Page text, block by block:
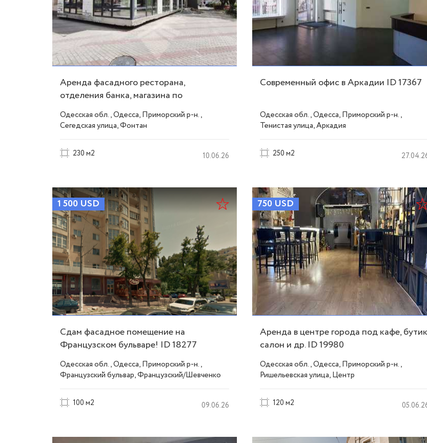
Аренда фасадного ресторана,
отделения банка, магазина по
ул.Сегедской. ID 17255
Одесская обл., Одесса, Приморский р-н.,
Сегедская улица, Фонтан
230 м2 10.06.26
Современный офис в Аркадии ID 17367
Одесская обл., Одесса, Приморский р-н.,
Тенистая улица, Аркадия
250 м2
1 500 USD
Сдам фасадное помещение на
Французском бульваре! ID 18277
Одесская обл., Одесса, Приморский р-н.,
Французский бульвар, Французский/Шевченко
100 м2 09.06.26
750 USD
Аренда в центре города под кафе,
салон и др. ID 19980
Одесская обл., Одесса, Приморский р-н.,
Ришельевская улица, Центр
120 м2